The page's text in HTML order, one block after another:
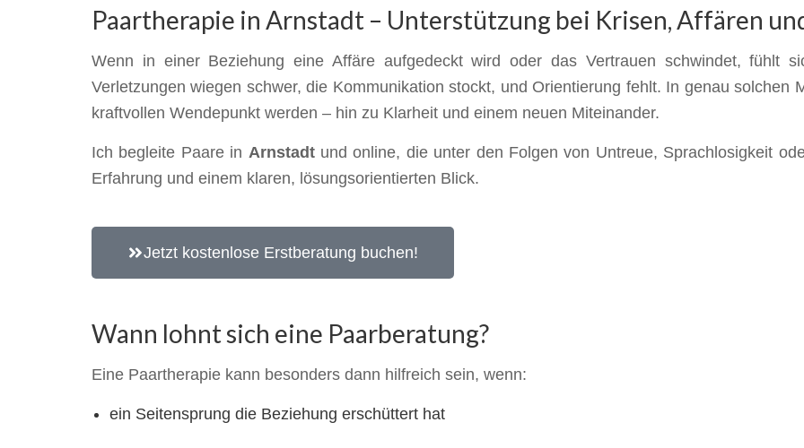
Paartherapie in Arnstadt – Unterstützung bei Krisen, Affären
Wenn in einer Beziehung eine Affäre aufgedeckt wird oder das Vertrauen schwindet, fühlt
Verletzungen wiegen schwer, die Kommunikation stockt, und Orientierung fehlt. In genau solchen
kraftvollen Wendepunkt werden – hin zu Klarheit und einem neuen Miteinander.
Ich begleite Paare in Arnstadtund online, die unter den Folgen von Untreue, Sprachlosigkeit
Erfahrung und einem klaren, lösungsorientierten Blick.
Jetzt kostenlose Erstberatung buchen!
Wann lohnt sich eine Paarberatung?
Eine Paartherapie kann besonders dann hilfreich sein, wenn:
ein Seitensprung die Beziehung erschüttert hat